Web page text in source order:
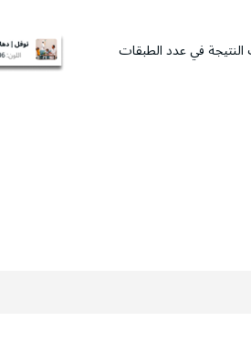
في عدد الطبقات